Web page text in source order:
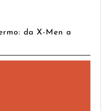
da X-Men a